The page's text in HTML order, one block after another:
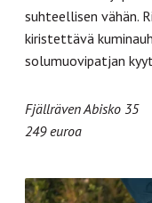
suhteellisen vähän.
kiristettävä
solumuovipatjan
Fjällräven Abisko 35
249 euroa